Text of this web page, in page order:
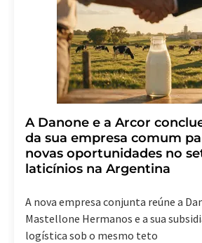
assinatura do newsletter
A Danone e a Arcor
da sua empresa comum
novas oportunidades no
laticínios na Argentina
A nova empresa conjunta reúne a
Mastellone Hermanos e a sua
logística sob o mesmo teto